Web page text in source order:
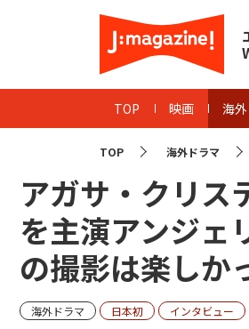
TOP 映画 海
TOP 海外ドラマ
アガサ・クリス
を主演アンジェ
の撮影は楽しか
海外ドラマ 日本初 インタビュー